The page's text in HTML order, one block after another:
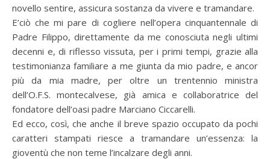
novello sentire, assicura sostanza da vivere e tramandare.
E’ciò che mi pare di cogliere nell’opera cinquantennale di
Padre Filippo, direttamente da me conosciuta negli ultimi
decenni e, di riflesso vissuta, per i primi tempi, grazie alla
testimonianza familiare a me giunta da mio padre, e ancor
più da mia madre, per oltre un trentennio ministra
dell’O.F.S. montecalvese, già amica e collaboratrice del
fondatore dell’oasi padre Marciano Ciccarelli.
Ed ecco, così, che anche il breve spazio occupato da pochi
caratteri stampati riesce a tramandare un’essenza: la
gioventù che non teme l’incalzare degli anni.